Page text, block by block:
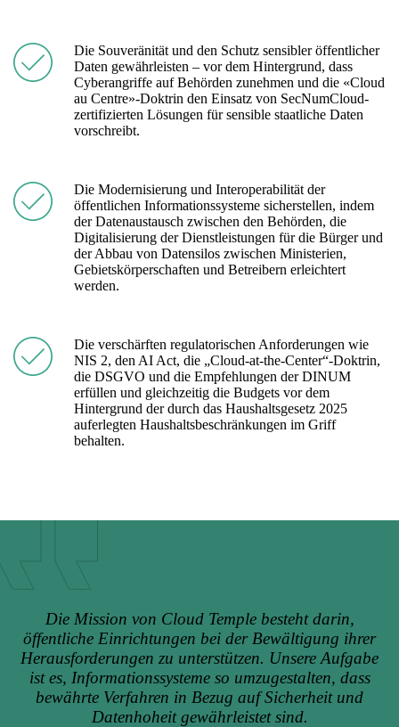
Die Souveränität und den Schutz sensibler öffentlicher
Daten gewährleisten – vor dem Hintergrund, dass
Cyberangriffe auf Behörden zunehmen und die «Cloud
au Centre»-Doktrin den Einsatz von SecNumCloud-
zertifizierten Lösungen für sensible staatliche Daten
vorschreibt.
Die Modernisierung und Interoperabilität der
öffentlichen Informationssysteme sicherstellen, indem
der Datenaustausch zwischen den Behörden, die
Digitalisierung der Dienstleistungen für die Bürger und
der Abbau von Datensilos zwischen Ministerien,
Gebietskörperschaften und Betreibern erleichtert
werden.
Die verschärften regulatorischen Anforderungen wie
NIS 2, den AI Act, die „Cloud-at-the-Center“-Doktrin,
die DSGVO und die Empfehlungen der DINUM
erfüllen und gleichzeitig die Budgets vor dem
Hintergrund der durch das Haushaltsgesetz 2025
auferlegten Haushaltsbeschränkungen im Griff
behalten.
Die Mission von Cloud Temple besteht darin,
öffentliche Einrichtungen bei der Bewältigung ihrer
Herausforderungen zu unterstützen. Unsere Aufgabe
ist es, Informationssysteme so umzugestalten, dass
bewährte Verfahren in Bezug auf Sicherheit und
Datenhoheit gewährleistet sind.